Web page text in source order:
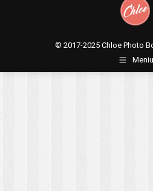
© 2017-2025 Chloe Photo
Meniu